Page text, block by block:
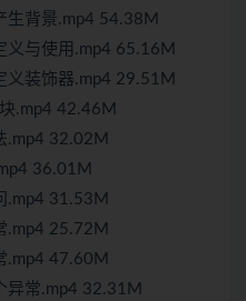
生背景.mp4 54.38M
义与使用.mp4 65.16M
义装饰器.mp4 29.51M
.mp4 42.46M
.mp4 32.02M
36.01M
.mp4 31.53M
.mp4 25.72M
.mp4 47.60M
异常.mp4 32.31M